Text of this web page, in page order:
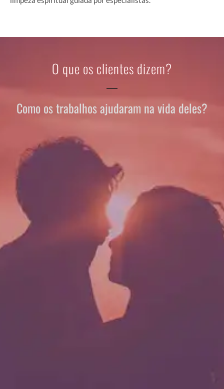
O que os clientes dizem?
Como os trabalhos ajudaram na vida deles?